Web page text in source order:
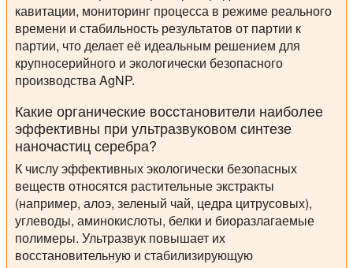
кавитации, мониторинг процесса в режиме реального
времени и стабильность результатов от партии к
партии, что делает её идеальным решением для
крупносерийного и экологически безопасного
производства AgNP.
Какие органические восстановители наиболее
эффективны при ультразвуковом синтезе
наночастиц серебра?
К числу эффективных экологически безопасных
веществ относятся растительные экстракты
(например, алоэ, зеленый чай, цедра цитрусовых),
углеводы, аминокислоты, белки и биоразлагаемые
полимеры. Ультразвук повышает их
восстановительную и стабилизирующую